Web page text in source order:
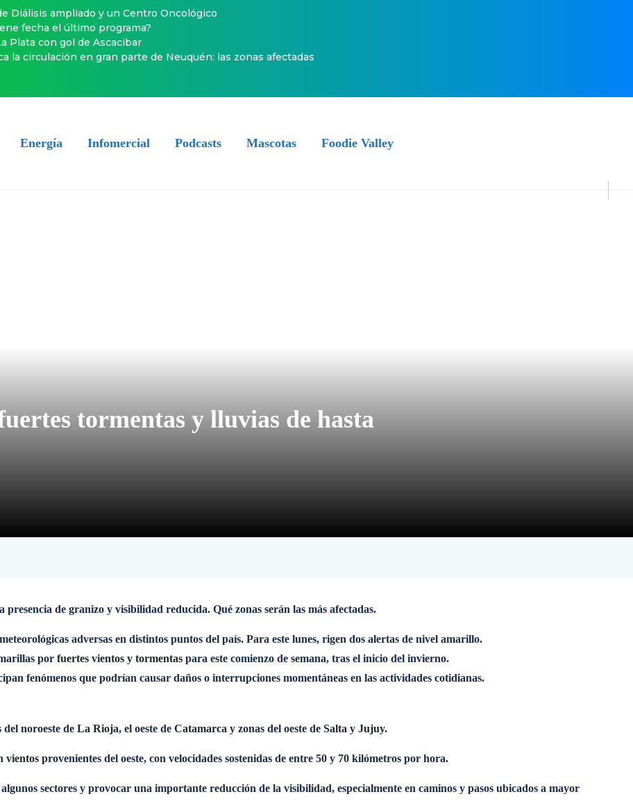
Diálisis ampliado y un Centro Oncológico
fecha el último programa?
Plata con gol de Ascacibar
la circulación en gran parte de Neuquén: las zonas afectadas
Energía Infomercial Podcasts Mascotas Foodie Valley
tormentas y lluvias de hasta
de granizo y visibilidad reducida. Qué zonas serán las más afectadas.
adversas en distintos puntos del país. Para este lunes, rigen dos alertas de nivel amarillo.
por fuertes vientos y tormentas para este comienzo de semana, tras el inicio del invierno.
fenómenos que podrían causar daños o interrupciones momentáneas en las actividades cotidianas.
del noroeste de La Rioja, el oeste de Catamarca y zonas del oeste de Salta y Jujuy.
vientos provenientes del oeste, con velocidades sostenidas de entre 50 y 70 kilómetros por hora.
sectores y provocar una importante reducción de la visibilidad, especialmente en caminos y pasos ubicados a mayor